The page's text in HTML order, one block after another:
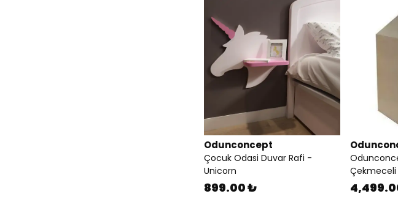
Odunconcept
Çocuk Odasi Duvar Rafi -
Unicorn
899.00 ₺
Çekmeceli